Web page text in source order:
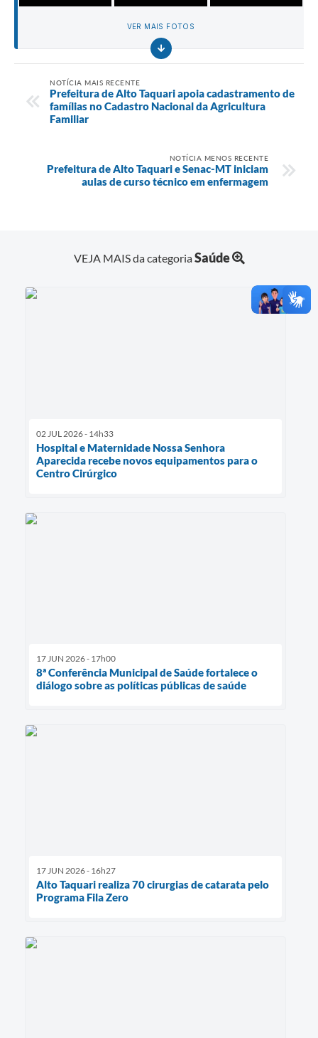
VER MAIS FOTOS
NOTÍCIA MAIS RECENTE
Prefeitura de Alto Taquari apoia cadastramento de
famílias no Cadastro Nacional da Agricultura
Familiar
NOTÍCIA MENOS RECENTE
Prefeitura de Alto Taquari e Senac-MT iniciam
aulas de curso técnico em enfermagem
VEJA MAIS da categoriaSaúde
02 JUL 2026 - 14h33
Hospital e Maternidade Nossa Senhora
Aparecida recebe novos equipamentos para o
Centro Cirúrgico
17 JUN 2026 - 17h00
8ª Conferência Municipal de Saúde fortalece o
diálogo sobre as políticas públicas de saúde
17 JUN 2026 - 16h27
Alto Taquari realiza 70 cirurgias de catarata pelo
Programa Fila Zero